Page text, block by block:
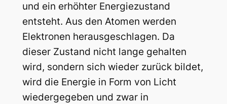
und ein erhöhter Energiezustand
entsteht. Aus den Atomen werden
Elektronen herausgeschlagen. Da
dieser Zustand nicht lange gehalten
wird, sondern sich wieder zurück bildet,
wird die Energie in Form von Licht
wiedergegeben und zwar in